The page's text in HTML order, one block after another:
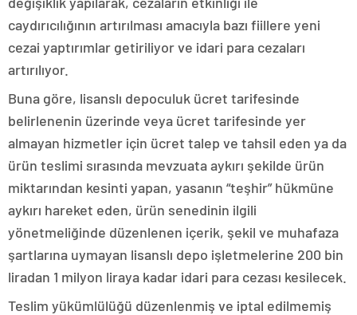
caydırıcılığının artırılması amacıyla bazı fiillere yeni
cezai yaptırımlar getiriliyor ve idari para cezaları
artırılıyor.
Buna göre, lisanslı depoculuk ücret tarifesinde
belirlenenin üzerinde veya ücret tarifesinde yer
almayan hizmetler için ücret talep ve tahsil eden ya da
ürün teslimi sırasında mevzuata aykırı şekilde ürün
miktarından kesinti yapan, yasanın “teşhir” hükmüne
aykırı hareket eden, ürün senedinin ilgili
yönetmeliğinde düzenlenen içerik, şekil ve muhafaza
şartlarına uymayan lisanslı depo işletmelerine 200 bin
liradan 1 milyon liraya kadar idari para cezası kesilecek.
Teslim yükümlülüğü düzenlenmiş ve iptal edilmemiş